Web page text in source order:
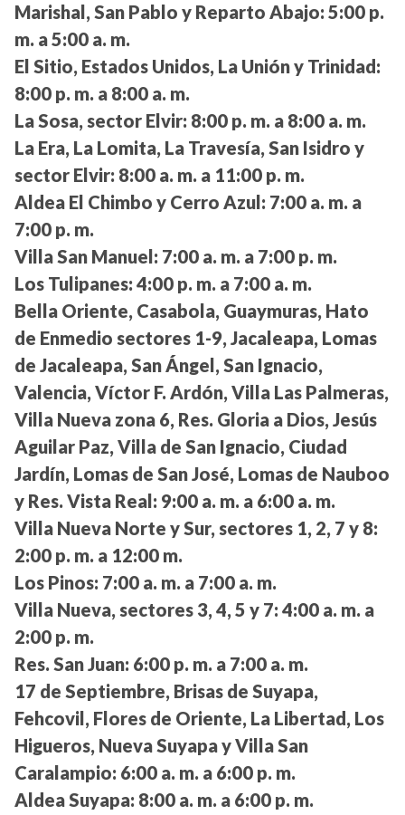
Marishal, San Pablo y Reparto Abajo: 5:00 p.
m. a 5:00 a. m.
El Sitio, Estados Unidos, La Unión y Trinidad:
8:00 p. m. a 8:00 a. m.
La Sosa, sector Elvir: 8:00 p. m. a 8:00 a. m.
La Era, La Lomita, La Travesía, San Isidro y
sector Elvir: 8:00 a. m. a 11:00 p. m.
Aldea El Chimbo y Cerro Azul: 7:00 a. m. a
7:00 p. m.
Villa San Manuel: 7:00 a. m. a 7:00 p. m.
Los Tulipanes: 4:00 p. m. a 7:00 a. m.
Bella Oriente, Casabola, Guaymuras, Hato
de Enmedio sectores 1-9, Jacaleapa, Lomas
de Jacaleapa, San Ángel, San Ignacio,
Valencia, Víctor F. Ardón, Villa Las Palmeras,
Villa Nueva zona 6, Res. Gloria a Dios, Jesús
Aguilar Paz, Villa de San Ignacio, Ciudad
Jardín, Lomas de San José, Lomas de Nauboo
y Res. Vista Real: 9:00 a. m. a 6:00 a. m.
Villa Nueva Norte y Sur, sectores 1, 2, 7 y 8:
2:00 p. m. a 12:00 m.
Los Pinos: 7:00 a. m. a 7:00 a. m.
Villa Nueva, sectores 3, 4, 5 y 7: 4:00 a. m. a
2:00 p. m.
Res. San Juan: 6:00 p. m. a 7:00 a. m.
17 de Septiembre, Brisas de Suyapa,
Fehcovil, Flores de Oriente, La Libertad, Los
Higueros, Nueva Suyapa y Villa San
Caralampio: 6:00 a. m. a 6:00 p. m.
Aldea Suyapa: 8:00 a. m. a 6:00 p. m.